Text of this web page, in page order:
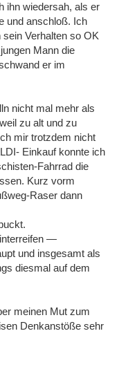
ihn wiedersah, als er
und anschloß. Ich
Verhalten so OK
Mann die
er im
nicht mal mehr als
zu alt und zu
mir trotzdem nicht
Einkauf konnte ich
Fahrrad die
Kurz vorm
Raser dann
—
und insgesamt als
diesmal auf dem
meinen Mut zum
Denkanstöße sehr